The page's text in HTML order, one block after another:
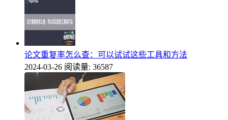
论文重复率怎么查：可以试试这些工具和方法
2024-03-26 阅读量: 36587